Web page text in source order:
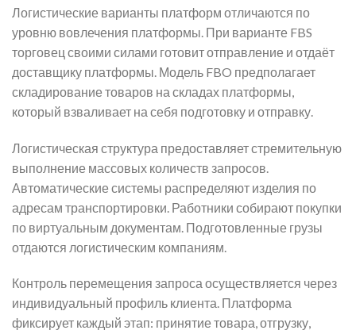
Логистические варианты платформ отличаются по
уровню вовлечения платформы. При варианте FBS
торговец своими силами готовит отправление и отдаёт
доставщику платформы. Модель FBO предполагает
складирование товаров на складах платформы,
который взваливает на себя подготовку и отправку.
Логистическая структура предоставляет стремительную
выполнение массовых количеств запросов.
Автоматические системы распределяют изделия по
адресам транспортировки. Работники собирают покупки
по виртуальным документам. Подготовленные грузы
отдаются логистическим компаниям.
Контроль перемещения запроса осуществляется через
индивидуальный профиль клиента. Платформа
фиксирует каждый этап: принятие товара, отгрузку,